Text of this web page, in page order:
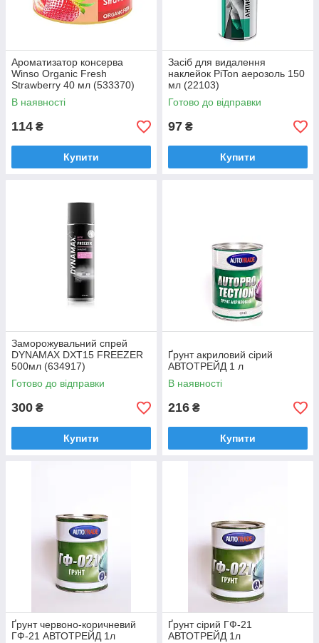
Ароматизатор консерва
Winso Organic Fresh
Strawberry 40 мл (533370)
В наявності
114 ₴
Купити
Засіб для видалення
наклейок PiTon аерозоль 150
мл (22103)
Готово до відправки
97 ₴
Купити
Заморожувальний спрей
DYNAMAX DXT15 FREEZER
500мл (634917)
Готово до відправки
300 ₴
Купити
Ґрунт акриловий сірий
АВТОТРЕЙД 1 л
В наявності
216 ₴
Купити
Ґрунт червоно-коричневий
ГФ-21 АВТОТРЕЙД 1л
Ґрунт сірий ГФ-21
АВТОТРЕЙД 1л